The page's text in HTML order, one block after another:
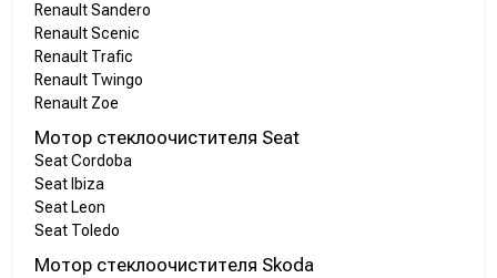
Renault Sandero
Renault Scenic
Renault Trafic
Renault Twingo
Renault Zoe
Мотор стеклоочистителя Seat
Seat Cordoba
Seat Ibiza
Seat Leon
Seat Toledo
Мотор стеклоочистителя Skoda